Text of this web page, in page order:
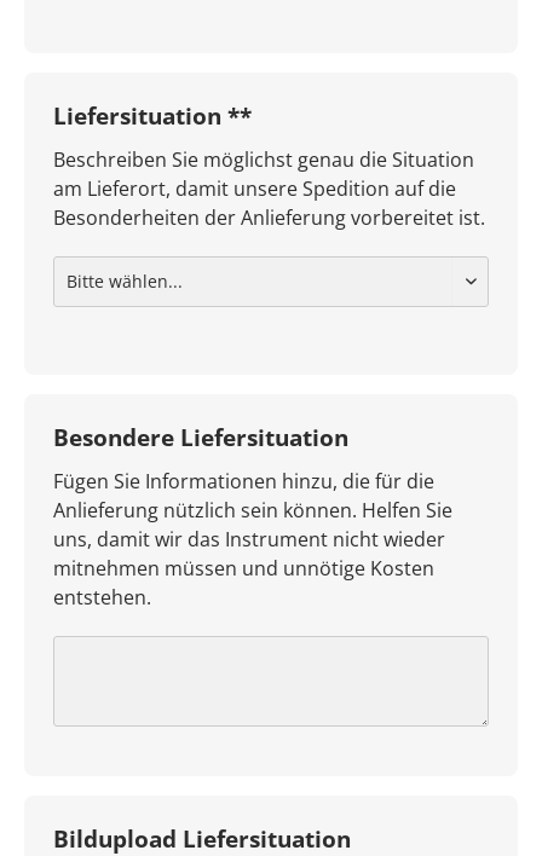
Liefersituation **
Beschreiben Sie möglichst genau die Situation
am Lieferort, damit unsere Spedition auf die
Besonderheiten der Anlieferung vorbereitet ist.
Besondere Liefersituation
Fügen Sie Informationen hinzu, die für die
Anlieferung nützlich sein können. Helfen Sie
uns, damit wir das Instrument nicht wieder
mitnehmen müssen und unnötige Kosten
entstehen.
Bildupload Liefersituation